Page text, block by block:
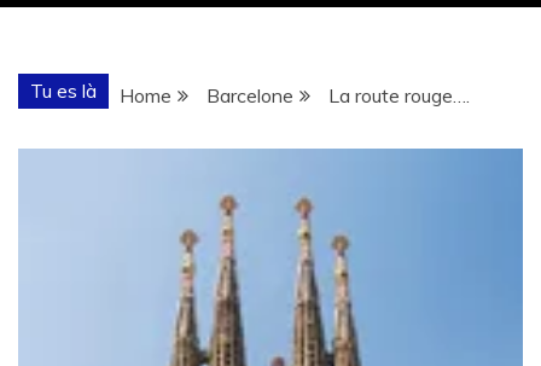
Tu es là Home Barcelone La route rouge….